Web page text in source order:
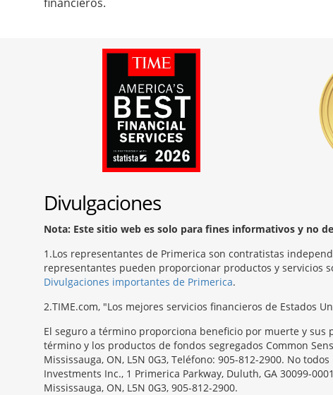
Divulgaciones
Nota: Este sitio web es solo para fines informativos y no
1 Los representantes de Primerica son contratistas
representantes pueden proporcionar productos y servicios
Divulgaciones importantes de Primerica.
2 TIME.com, "Los mejores servicios financieros de Estados
El seguro a término proporciona beneficio por muerte y
término y los productos de fondos segregados Common
Mississauga, ON, L5N 0G3, Teléfono: 905-812-2900. No
Investments Inc., 1 Primerica Parkway, Duluth, GA 30099-
Mississauga, ON, L5N 0G3, 905-812-2900.